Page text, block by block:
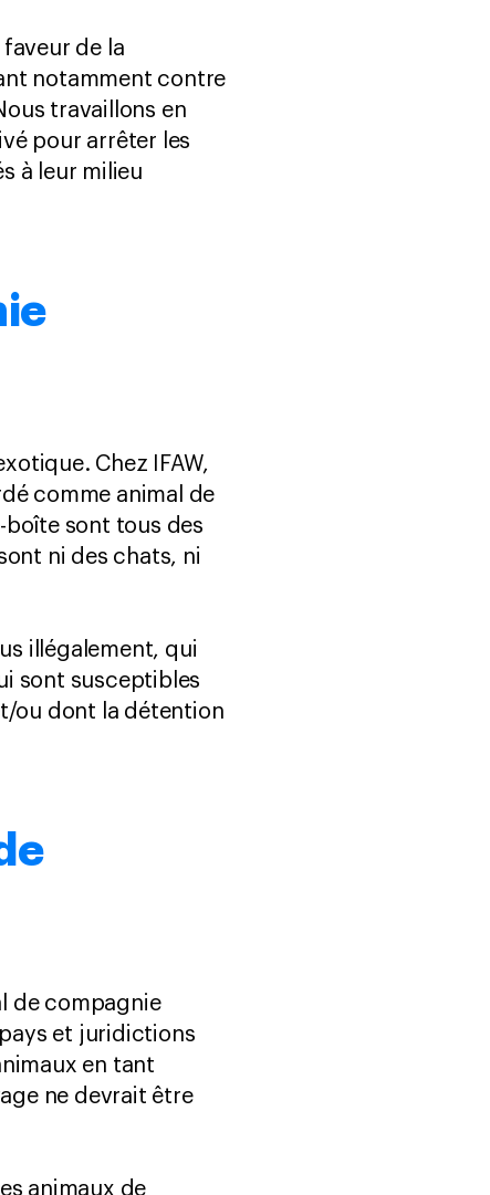
de la
notamment contre
travaillons en
pour arrêter les
à leur milieu
Chez IFAW,
comme animal de
sont tous des
ni des chats, ni
illégalement, qui
sont susceptibles
ou dont la détention
de compagnie
et juridictions
en tant
ne devrait être
animaux de